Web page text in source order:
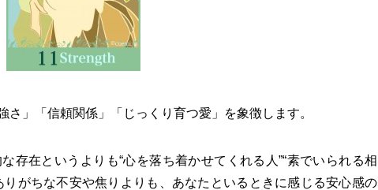
」「信頼関係」「じっくり育つ愛」を象徴します。
存在というよりも“心を落ち着かせてくれる人”“素でいられる相
がちな不安や焦りよりも、あなたといるときに感じる安心感の